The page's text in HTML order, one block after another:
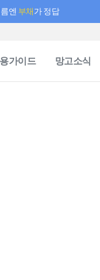
엔 부채가 정답
가이드 망고소식